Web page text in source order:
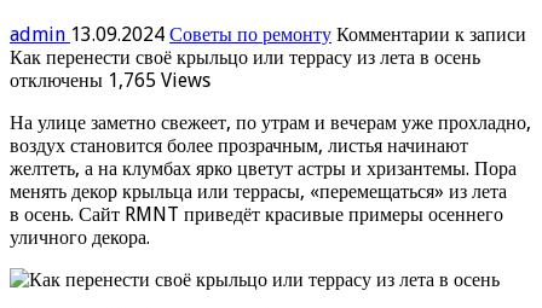
admin 13.09.2024 Советы по ремонту Комментарии к записи
Как перенести своё крыльцо или террасу из лета в осень
отключены 1,765 Views
На улице заметно свежеет, по утрам и вечерам уже прохладно,
воздух становится более прозрачным, листья начинают
желтеть, а на клумбах ярко цветут астры и хризантемы. Пора
менять декор крыльца или террасы, «перемещаться» из лета
в осень. Сайт RMNT приведёт красивые примеры осеннего
уличного декора.